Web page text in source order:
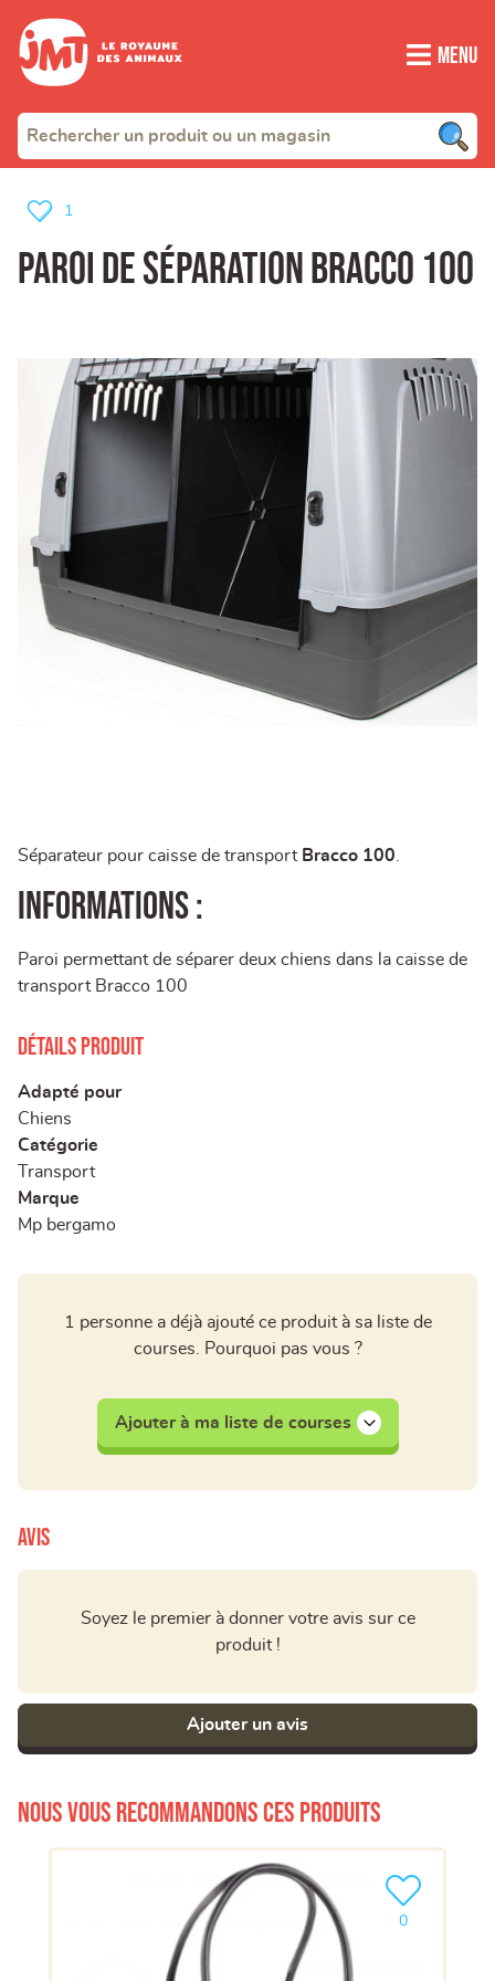
Menu
Paroi de séparation bracco 100
1
Séparateur pour caisse de transport Bracco 100.
Informations :
Paroi permettant de séparer deux chiens dans la caisse de
transport Bracco 100
Détails produit
Adapté pour
Chiens
Catégorie
Transport
Marque
Mp bergamo
1 personne a déjà ajouté ce produit à sa liste de
courses. Pourquoi pas vous ?
Ajouter à ma liste de courses
Avis
Soyez le premier à donner votre avis sur ce
produit !
Ajouter un avis
Nous vous recommandons ces produits
0
Ajouter le